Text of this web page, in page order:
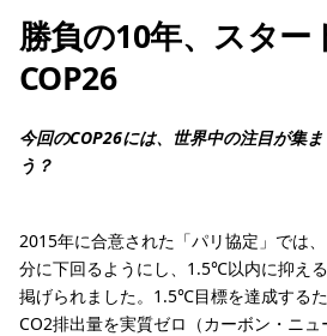
勝負の10年、スター
COP26
今回のCOP26には、世界中の注目が集
う？
2015年に合意された「パリ協定」では
分に下回るようにし、1.5℃以内に抑え
掲げられました。1.5℃目標を達成する
CO2排出量を実質ゼロ（カーボン・ニ